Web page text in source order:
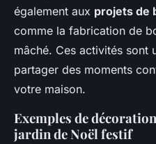
également aux projets de
comme la fabrication de
mâché. Ces activités sont
partager des moments
votre maison.
Exemples de
jardin de Noël festif